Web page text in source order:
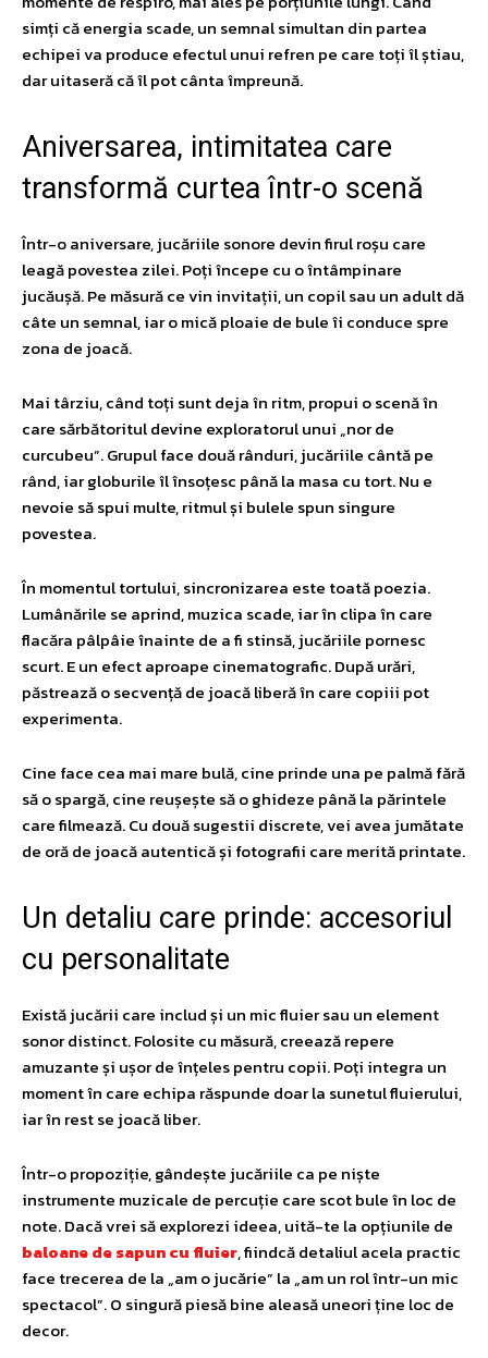
simți că energia scade, un semnal simultan din partea
echipei va produce efectul unui refren pe care toți îl știau,
dar uitaseră că îl pot cânta împreună.
Aniversarea, intimitatea care
transformă curtea într-o scenă
Într-o aniversare, jucăriile sonore devin firul roșu care
leagă povestea zilei. Poți începe cu o întâmpinare
jucăușă. Pe măsură ce vin invitații, un copil sau un adult dă
câte un semnal, iar o mică ploaie de bule îi conduce spre
zona de joacă.
Mai târziu, când toți sunt deja în ritm, propui o scenă în
care sărbătoritul devine exploratorul unui „nor de
curcubeu”. Grupul face două rânduri, jucăriile cântă pe
rând, iar globurile îl însoțesc până la masa cu tort. Nu e
nevoie să spui multe, ritmul și bulele spun singure
povestea.
În momentul tortului, sincronizarea este toată poezia.
Lumânările se aprind, muzica scade, iar în clipa în care
flacăra pâlpâie înainte de a fi stinsă, jucăriile pornesc
scurt. E un efect aproape cinematografic. După urări,
păstrează o secvență de joacă liberă în care copiii pot
experimenta.
Cine face cea mai mare bulă, cine prinde una pe palmă fără
să o spargă, cine reușește să o ghideze până la părintele
care filmează. Cu două sugestii discrete, vei avea jumătate
de oră de joacă autentică și fotografii care merită printate.
Un detaliu care prinde: accesoriul
cu personalitate
Există jucării care includ și un mic fluier sau un element
sonor distinct. Folosite cu măsură, creează repere
amuzante și ușor de înțeles pentru copii. Poți integra un
moment în care echipa răspunde doar la sunetul fluierului,
iar în rest se joacă liber.
Într-o propoziție, gândește jucăriile ca pe niște
instrumente muzicale de percuție care scot bule în loc de
note. Dacă vrei să explorezi ideea, uită-te la opțiunile de
baloane de sapun cu fluier, fiindcă detaliul acela practic
face trecerea de la „am o jucărie” la „am un rol într-un mic
spectacol”. O singură piesă bine aleasă uneori ține loc de
decor.